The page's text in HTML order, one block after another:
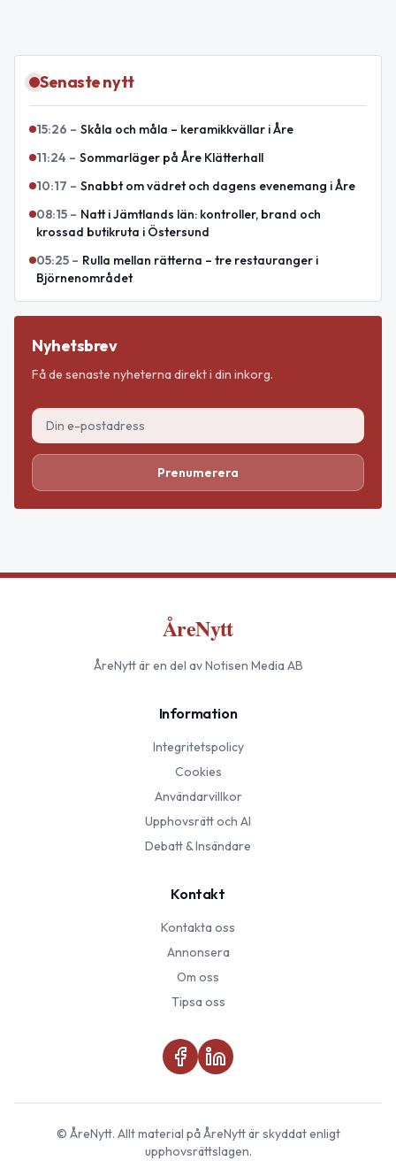
Senaste nytt
15:26 – Skåla och måla – keramikkvällar i Åre
11:24 – Sommarläger på Åre Klätterhall
10:17 – Snabbt om vädret och dagens evenemang i Åre
08:15 – Natt i Jämtlands län: kontroller, brand och
krossad butikruta i Östersund
05:25 – Rulla mellan rätterna – tre restauranger i
Björnenområdet
Nyhetsbrev
Få de senaste nyheterna direkt i din inkorg.
Prenumerera
ÅreNytt
ÅreNyttär en del av Notisen Media AB
Information
Integritetspolicy
Cookies
Användarvillkor
Upphovsrätt och AI
Debatt & Insändare
Kontakt
Kontakta oss
Annonsera
Om oss
Tipsa oss
© ÅreNytt. Allt material påÅreNyttär skyddat enligt
upphovsrättslagen.